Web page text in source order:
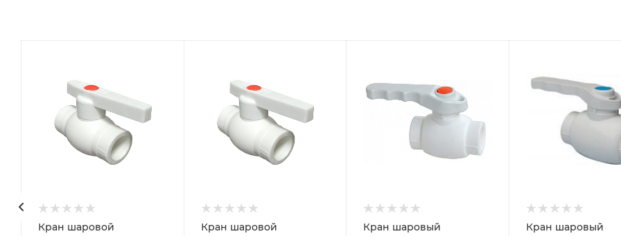
Кран шаровой
Кран шаровой
Кран шаровый
Кран шаровый